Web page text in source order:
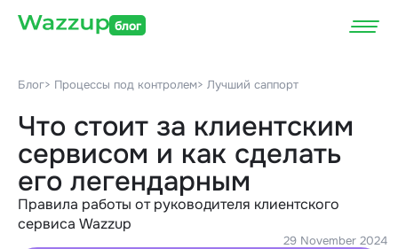
блог
Блог> Процессы под контролем> Лучший саппорт
Что стоит за клиентским
сервисом и как сделать
его легендарным
Правила работы от руководителя клиентского
сервиса Wazzup
29 November 2024